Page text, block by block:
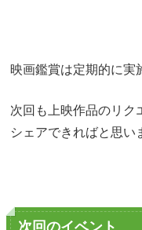
映画鑑賞は定期的に実
次回も上映作品のリク
シェアできればと思い
次回のイベント